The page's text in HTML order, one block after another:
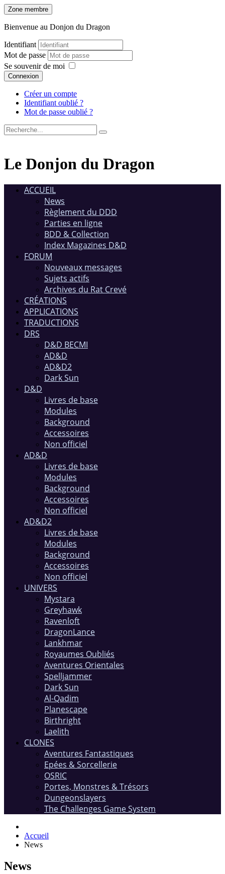
Zone membre
Bienvenue au Donjon du Dragon
Identifiant
Mot de passe
Se souvenir de moi
Connexion
Créer un compte
Identifiant oublié ?
Mot de passe oublié ?
Le Donjon du Dragon
ACCUEIL
News
Règlement du DDD
Parties en ligne
BDD & Collection
Index Magazines D&D
FORUM
Nouveaux messages
Sujets actifs
Archives du Rat Crevé
CRÉATIONS
APPLICATIONS
TRADUCTIONS
DRS
D&D BECMI
AD&D
AD&D2
Dark Sun
D&D
Livres de base
Modules
Background
Accessoires
Non officiel
AD&D
Livres de base
Modules
Background
Accessoires
Non officiel
AD&D2
Livres de base
Modules
Background
Accessoires
Non officiel
UNIVERS
Mystara
Greyhawk
Ravenloft
DragonLance
Lankhmar
Royaumes Oubliés
Aventures Orientales
Spelljammer
Dark Sun
Al-Qadim
Planescape
Birthright
Laelith
CLONES
Aventures Fantastiques
Epées & Sorcellerie
OSRIC
Portes, Monstres & Trésors
Dungeonslayers
The Challenges Game System
Accueil
News
News